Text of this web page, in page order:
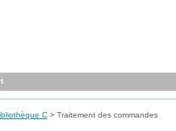
C> Traitement des commandes